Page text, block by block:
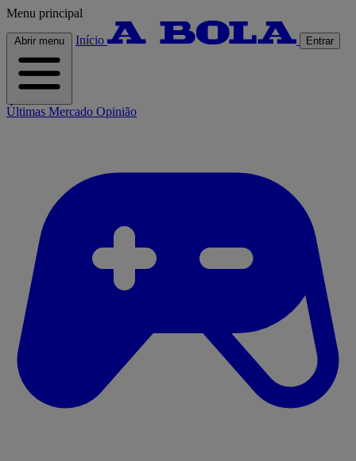
Menu principal
Abrir menu Início Entrar
Últimas Mercado Opinião